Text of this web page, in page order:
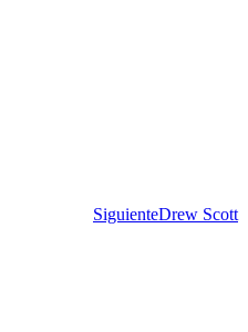
SiguienteDrew Scott